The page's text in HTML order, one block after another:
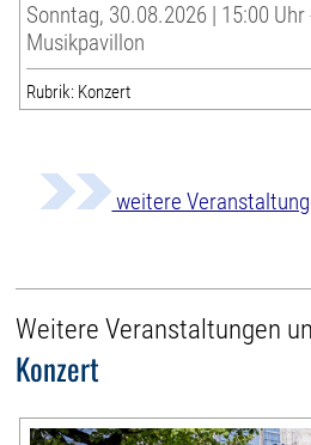
Sonntag, 30.08.2026 | 15:00 Uhr
Musikpavillon
Rubrik: Konzert
weitere
Weitere Veranstaltungen
Konzert